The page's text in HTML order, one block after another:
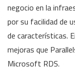
negocio en la
por su facilidad de
de características.
mejoras que
Microsoft RDS.